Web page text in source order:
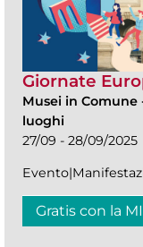
Giornate
Musei in Comune
luoghi
27/09 - 28/09/2025
Gratis con la